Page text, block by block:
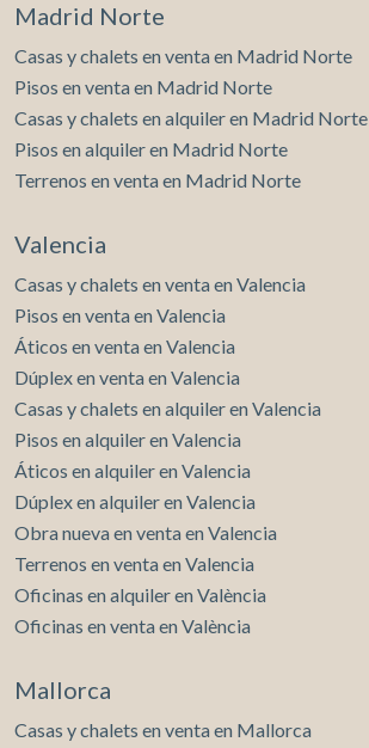
Madrid Norte
Casas y chalets en venta en Madrid Norte
Pisos en venta en Madrid Norte
Casas y chalets en alquiler en Madrid Norte
Pisos en alquiler en Madrid Norte
Terrenos en venta en Madrid Norte
Valencia
Casas y chalets en venta en Valencia
Pisos en venta en Valencia
Áticos en venta en Valencia
Dúplex en venta en Valencia
Casas y chalets en alquiler en Valencia
Pisos en alquiler en Valencia
Áticos en alquiler en Valencia
Dúplex en alquiler en Valencia
Obra nueva en venta en Valencia
Terrenos en venta en Valencia
Oficinas en alquiler en València
Oficinas en venta en València
Mallorca
Casas y chalets en venta en Mallorca